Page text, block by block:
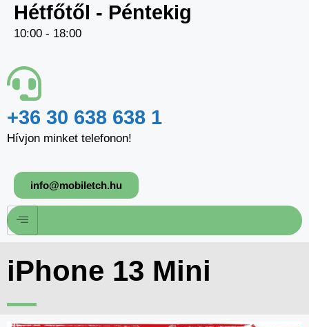
Hétfőtől - Péntekig
10:00 - 18:00
+36 30 638 638 1
Hívjon minket telefonon!
info@mobiletch.hu
iPhone 13 Mini